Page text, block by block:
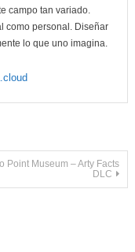
campo tan variado.
como personal. Diseñar
lo que uno imagina.
Point Museum – Arty Facts
DLC